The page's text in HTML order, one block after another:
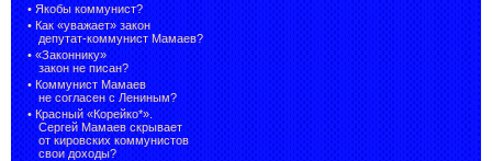
• Якобы коммунист?
• Как «уважает» закон
депутат-коммунист Мамаев?
• «Законнику»
закон не писан?
• Коммунист Мамаев
не согласен с Лениным?
• Красный «Корейко*».
Сергей Мамаев скрывает
от кировских коммунистов
свои доходы?